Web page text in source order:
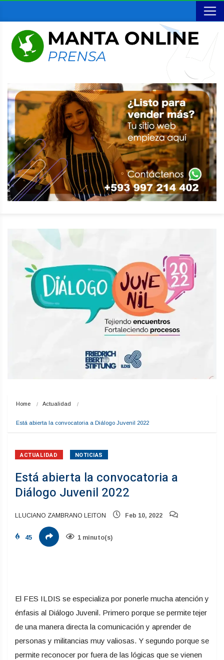
Home Actualidad
Está abierta la convocatoria a Diálogo Juvenil 2022
ACTUALIDAD NOTICIAS
Está abierta la convocatoria a
Diálogo Juvenil 2022
LLUCIANO ZAMBRANO LEITON Feb 10, 2022
45 1 minuto(s)
El FES ILDIS se especializa por ponerle mucha atención y
énfasis al Diálogo Juvenil. Primero porque se permite tejer
de una manera directa la comunicación y aprender de
personas y militancias muy valiosas. Y segundo porque se
permite reconocer por fuera de las lógicas que se vienen